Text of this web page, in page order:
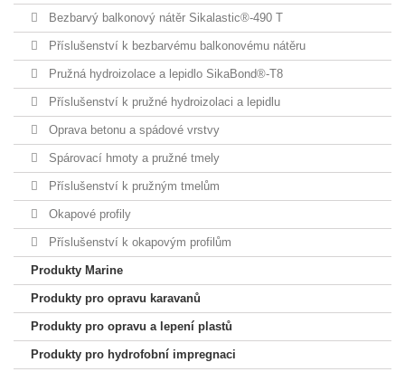
Bezbarvý balkonový nátěr Sikalastic®-490 T
Příslušenství k bezbarvému balkonovému nátěru
Pružná hydroizolace a lepidlo SikaBond®-T8
Příslušenství k pružné hydroizolaci a lepidlu
Oprava betonu a spádové vrstvy
Spárovací hmoty a pružné tmely
Příslušenství k pružným tmelům
Okapové profily
Příslušenství k okapovým profilům
Produkty Marine
Produkty pro opravu karavanů
Produkty pro opravu a lepení plastů
Produkty pro hydrofobní impregnaci